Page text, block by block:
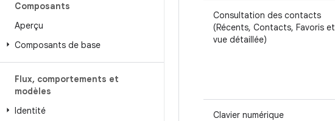
Composants
Aperçu
Composants de base
Flux, comportements et
modèles
Identité
Consultation des contacts
(Récents, Contacts, Favoris et
vue détaillée)
Clavier numérique